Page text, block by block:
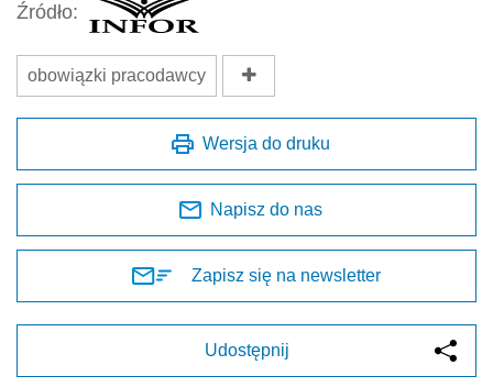
Źródło:
obowiązki pracodawcy
Wersja do druku
Napisz do nas
Zapisz się na newsletter
Udostępnij